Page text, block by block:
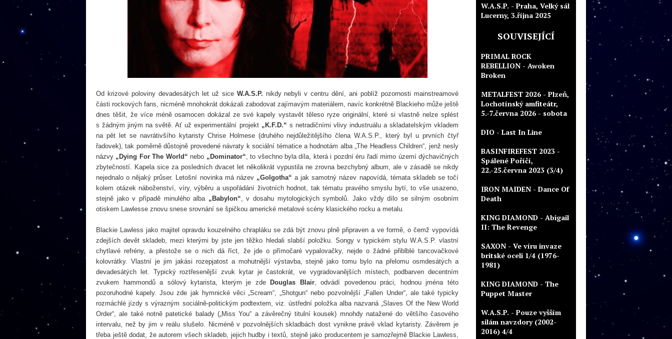
Od krizové poloviny devadesátých let už sice W.A.S.P. nikdy nebyli v centru dění, ani poblíž pozornosti mainstreamové
části rockových fans, nicméně mnohokrát dokázali zabodovat zajímavým materiálem, navíc konkrétně Blackieho může ještě
dnes těšit, že více méně osamocen dokázal ze své kapely vystavět těleso ryze originální, které si vlastně nelze splést
s žádným jiným na světě. Ať už experimentální projekt „K.F.D.“ s netradičními vlivy industruálu a skladatelským vkladem
na pět let se navrátivšího kytaristy Chrise Holmese (druhého nejdůležitějšího člena W.A.S.P., který byl u prvních čtyř
řadovek), tak poměrně důstojně provedené návraty k sociální tématice a hodnotám alba „The Headless Children“, jenž nesly
názvy „Dying For The World“ nebo „Dominator“, to všechno byla díla, která i pozdní éru řadí mimo území dýchavičných
zbytečností. Kapela sice za posledních dvacet let několikrát vypustila ne zrovna bezchybný album, ale v zásadě se nikdy
nejednalo o nějaký průser. Letošní novinka má název „Golgotha“ a jak samotný název napovídá, témata skladeb se točí
kolem otázek náboženství, víry, výběru a uspořádání životních hodnot, tak tématu pravého smyslu bytí, to vše usazeno,
stejně jako v případě minulého alba „Babylon“,v dosahu mytologických symbolů. Jako vždy dílo se silným osobním
otiskem Lawlesse znovu snese srovnání se špičkou americké metalové scény klasického rocku a metalu.
Blackie Lawless jako majitel opravdu kouzelného chrapláku se zdá být znovu plně připraven a ve formě, o čemž vypovídá
zdejších devět skladeb, mezi kterými by jste jen těžko hledali slabší položku. Songy v typickém stylu W.A.S.P. vlastní
chytlavé refrény, a přestože se o nich dá říct, že jde o přímočaré vypalovačky, nejde o žádné přiblblé tancovačkové
kolovrátky. Vlastní je jim jakási rozepjatost a mohutnější výstavba, stejně jako tomu bylo na přelomu osmdesátých a
devadesátých let. Typický roztřesenější zvuk kytar je častokrát, ve vygradovanějších místech, podbarven decentním
zvukem hammondů a sólový kytarista, kterým je zde
Douglas Blair, odvádí povedenou práci, hodnou jména této
pozoruhodné kapely. Jsou zde jak hymnické věci „Scream“, „Shotgun“ nebo pozvolnější „Fallen Under“, ale také typicky
rozmáchlé jízdy s výrazným sociálně-politickým podtextem, viz. ústřední položka alba nazvaná „Slaves Of the New World
Order“, ale také notně patetické balady („Miss You“ a závěrečný titulní kousek) mnohdy natažené do většího časového
intervalu, než by jim v reálu slušelo. Nicméně v pozvolnějších skladbách dost vynikne právě vklad kytaristy. Závěrem je
třeba ještě dodat, že autorem všech skladeb, jejich hudby i textů, stejně jako producentem je samozřejmě Blackie Lawless,
W.A.S.P. - Praha, Velký sál
Lucerny, 3.října 2025
SOUVISEJÍCÍ
PRIMAL ROCK
REBELLION - Awoken
Broken
METALFEST 2026 - Plzeň,
Lochotínský amfiteátr,
5.-7.června 2026 - sobota
DIO - Last In Line
BASINFIREFEST 2023 -
Spálené Poříčí,
22.-25.června 2023 (3/4)
IRON MAIDEN - Dance Of
Death
KING DIAMOND - Abigail
II: The Revenge
SAXON - Ve víru invaze
britské oceli 1/4 (1976-
1981)
KING DIAMOND - The
Puppet Master
W.A.S.P. - Pouze vyšším
silám navzdory (2002-
2016) 4/4